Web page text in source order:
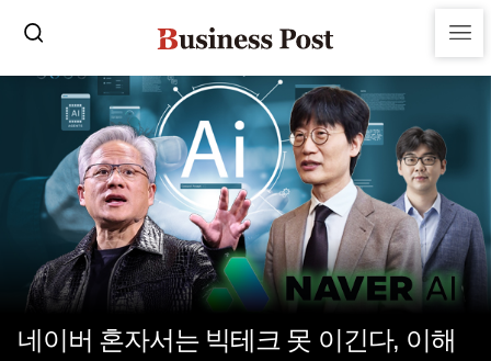
네이버 혼자서는 빅테크 못 이긴다, 이해